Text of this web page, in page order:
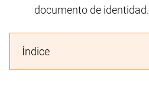
documento de identidad.
Índice